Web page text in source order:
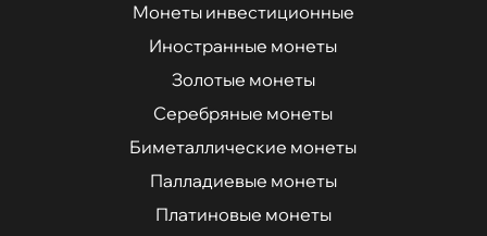
Монеты инвестиционные
Иностранные монеты
Золотые монеты
Серебряные монеты
Биметаллические монеты
Палладиевые монеты
Платиновые монеты